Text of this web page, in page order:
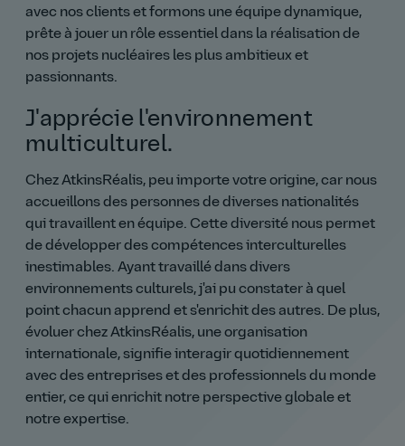
avec nos clients et formons une équipe dynamique,
prête à jouer un rôle essentiel dans la réalisation de
nos projets nucléaires les plus ambitieux et
passionnants.
J'apprécie l'environnement
multiculturel.
Chez AtkinsRéalis, peu importe votre origine, car nous
accueillons des personnes de diverses nationalités
qui travaillent en équipe. Cette diversité nous permet
de développer des compétences interculturelles
inestimables. Ayant travaillé dans divers
environnements culturels, j'ai pu constater à quel
point chacun apprend et s'enrichit des autres. De plus,
évoluer chez AtkinsRéalis, une organisation
internationale, signifie interagir quotidiennement
avec des entreprises et des professionnels du monde
entier, ce qui enrichit notre perspective globale et
notre expertise.